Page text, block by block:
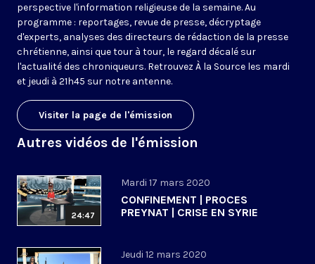
perspective l'information religieuse de la semaine. Au
programme : reportages, revue de presse, décryptage
d'experts, analyses des directeurs de rédaction de la presse
chrétienne, ainsi que tour à tour, le regard décalé sur
l'actualité des chroniqueurs. Retrouvez À la Source les mardi
et jeudi à 21h45 sur notre antenne.
Visiter la page de l'émission
Autres vidéos de l'émission
24:47
Mardi 17 mars 2020
CONFINEMENT | PROCES
PREYNAT | CRISE EN SYRIE
Jeudi 12 mars 2020